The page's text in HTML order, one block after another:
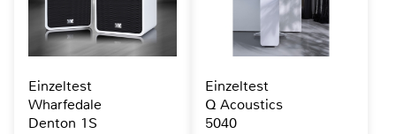
Einzeltest
Wharfedale
Denton 1S
Einzeltest
Q Acoustics
5040